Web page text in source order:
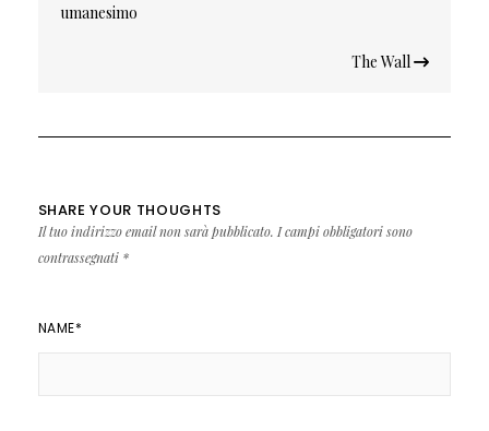
umanesimo
The Wall
SHARE YOUR THOUGHTS
Il tuo indirizzo email non sarà pubblicato. I campi obbligatori sono
contrassegnati *
NAME*